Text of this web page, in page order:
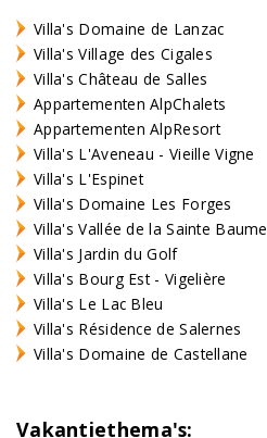
Villa's Domaine de Lanzac
Villa's Village des Cigales
Villa's Château de Salles
Appartementen AlpChalets
Appartementen AlpResort
Villa's L'Aveneau - Vieille Vigne
Villa's L'Espinet
Villa's Domaine Les Forges
Villa's Vallée de la Sainte Baume
Villa's Jardin du Golf
Villa's Bourg Est - Vigelière
Villa's Le Lac Bleu
Villa's Résidence de Salernes
Villa's Domaine de Castellane
Vakantiethema's: